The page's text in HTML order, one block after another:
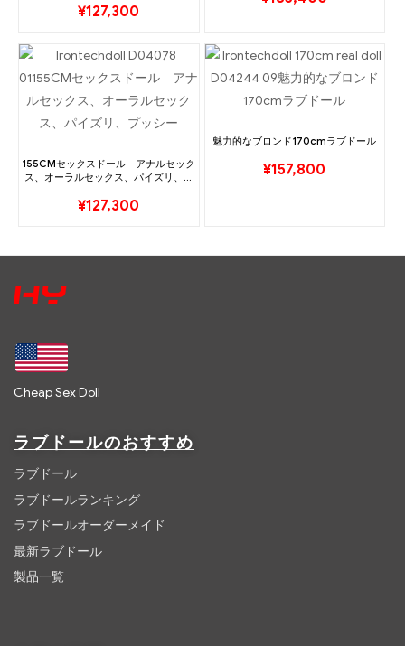
¥127,300
155CMセックスドール アナルセック
ス、オーラルセックス、パイズリ、プ
¥127,300
魅力的なブロンド170cmラブドール
¥157,800
Cheap Sex Doll
ラブドールのおすすめ
ラブドール
ラブドールランキング
ラブドールオーダーメイド
最新ラブドール
製品一覧